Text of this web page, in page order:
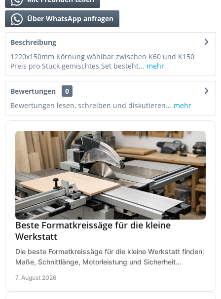
Über WhatsApp anfragen
Beschreibung
1220x150mm Körnung wählbar zwischen K60 und K150
Preis pro Stück gemischtes Set besteht... mehr
Bewertungen
0
Bewertungen lesen, schreiben und diskutieren... mehr
Beste Formatkreissäge für die kleine
Werkstatt
Die beste Formatkreissäge für die kleine Werkstatt finden:
Maße, Schnittlänge, Motorleistung und Sicherheit
7. August 2026